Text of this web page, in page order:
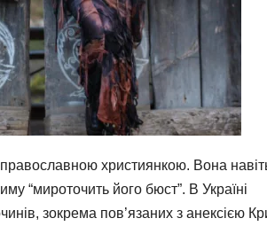
християнкою. Вона
“мироточить його бюст”. В Україні
зокрема пов’язаних з анексією